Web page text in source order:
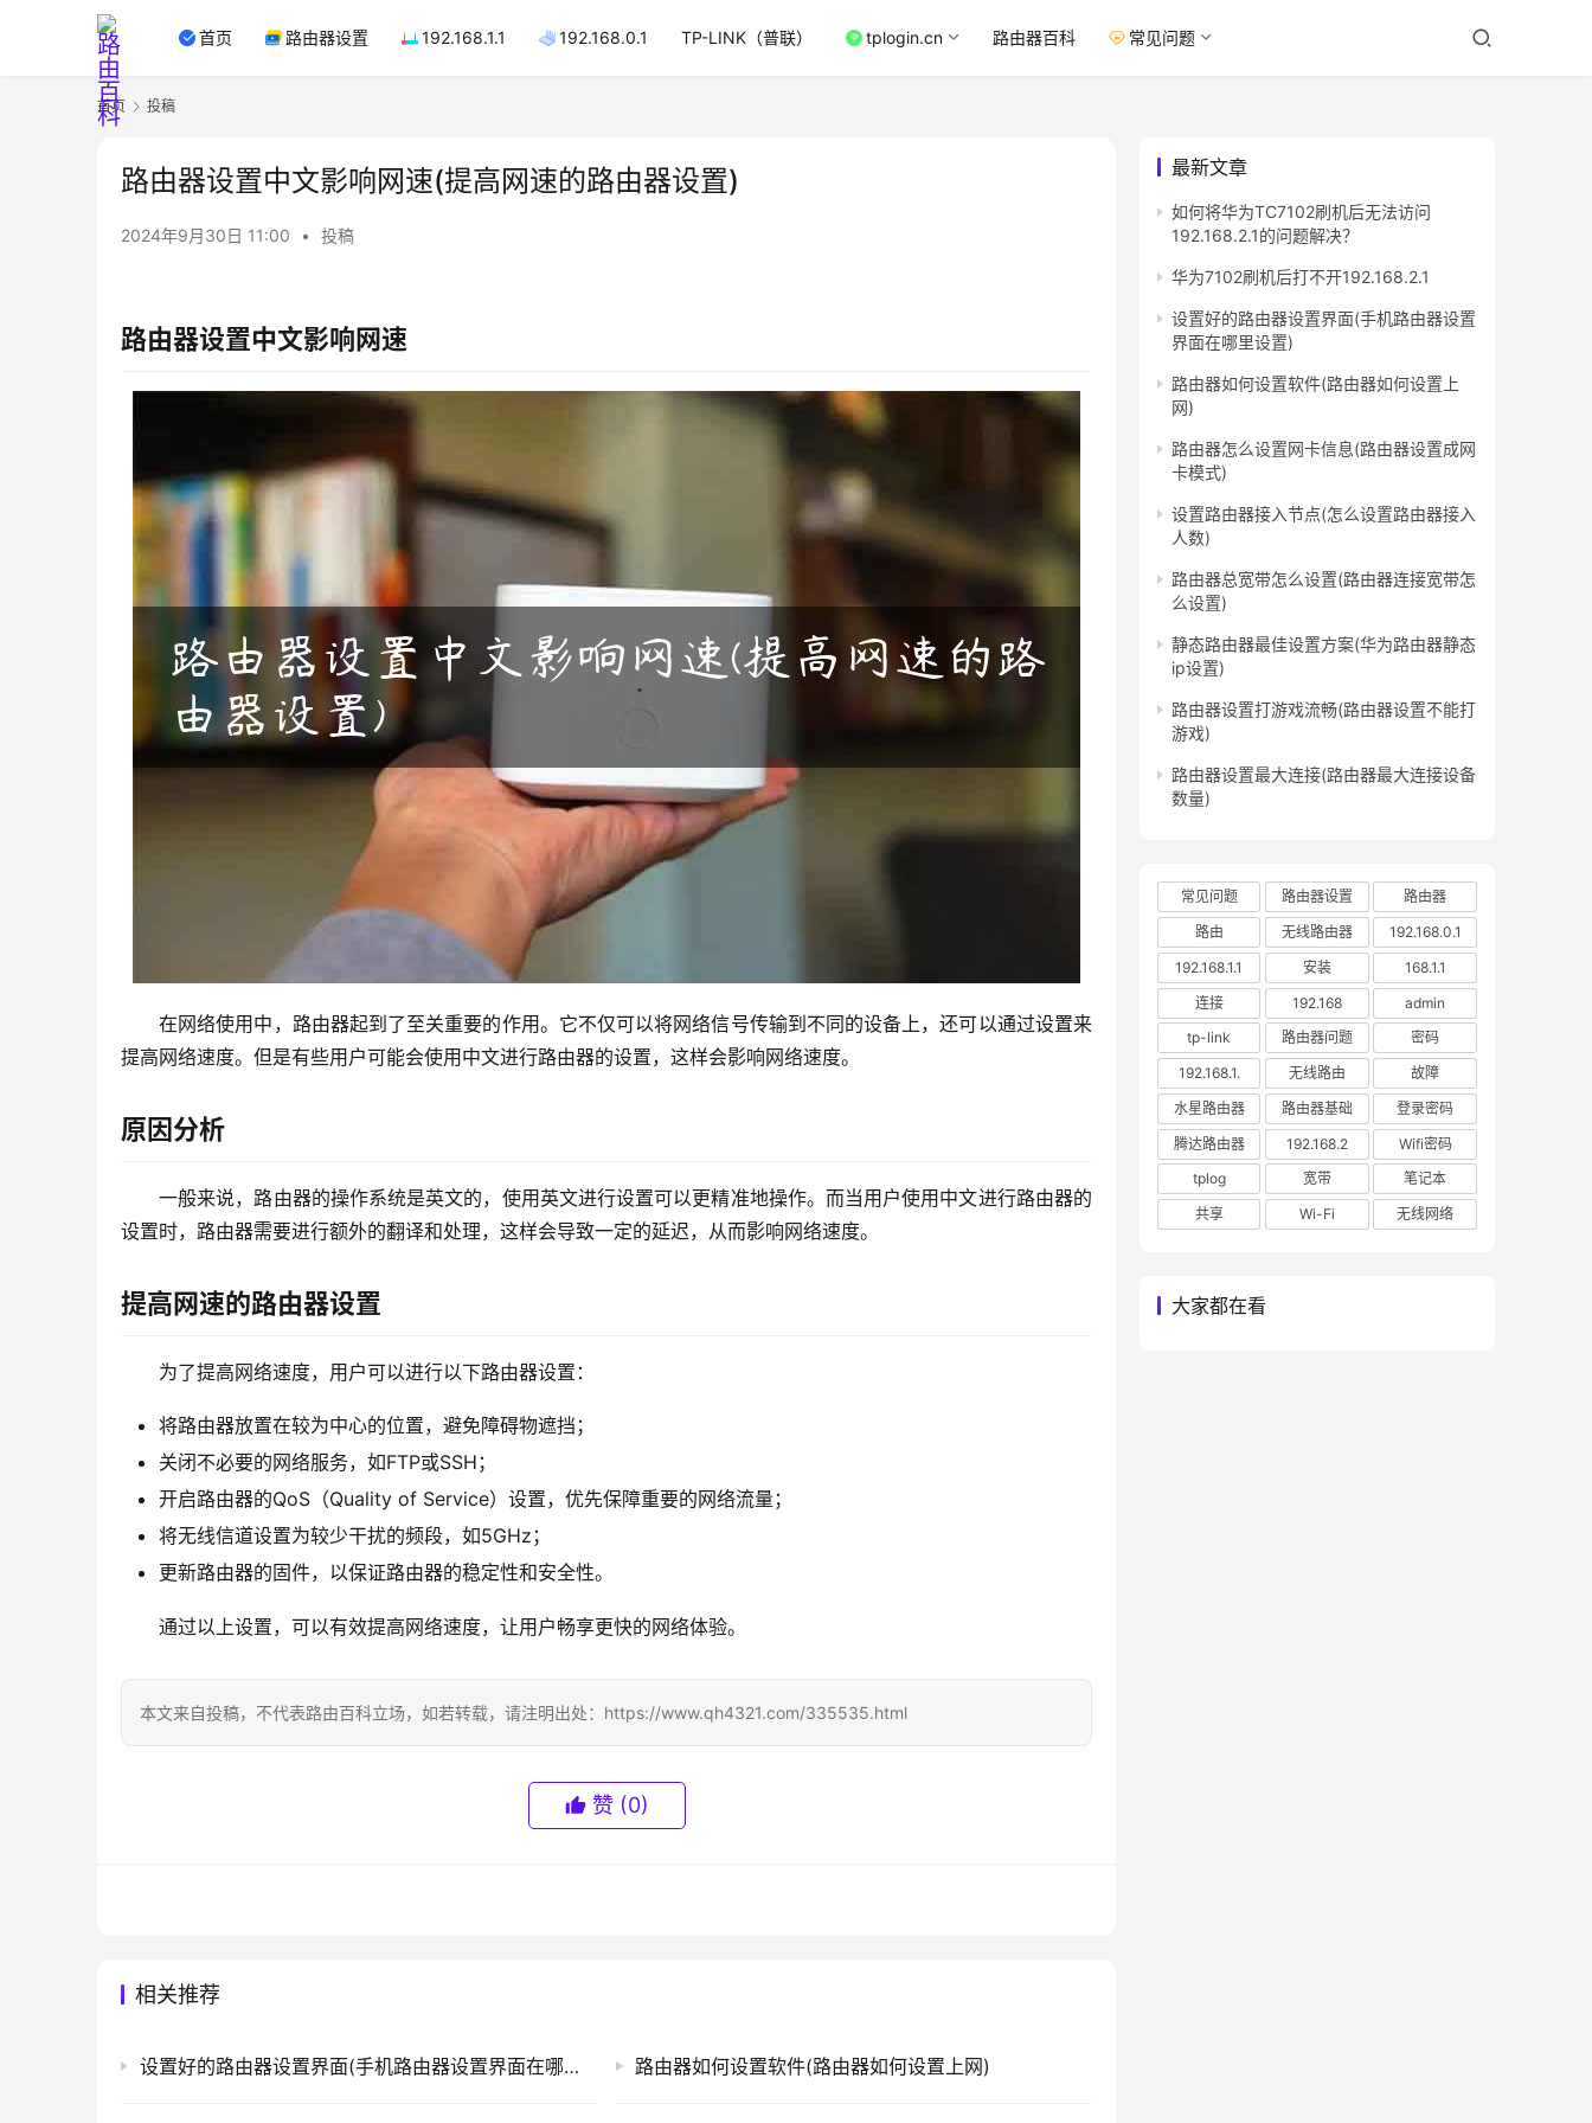
首页 路由器设置 192.168.1.1 192.168.0.1 TP-LINK（普联） tplogin.cn 路由器百科 常见问题
首页 投稿
路由器设置中文影响网速(提高网速的路由器设置)
2024年9月30日 11:00 • 投稿
路由器设置中文影响网速
在网络使用中，路由器起到了至关重要的作用。它不仅可以将网络信号传输到不同的设备上，还可以通过设置来
提高网络速度。但是有些用户可能会使用中文进行路由器的设置，这样会影响网络速度。
原因分析
一般来说，路由器的操作系统是英文的，使用英文进行设置可以更精准地操作。而当用户使用中文进行路由器的
设置时，路由器需要进行额外的翻译和处理，这样会导致一定的延迟，从而影响网络速度。
提高网速的路由器设置
为了提高网络速度，用户可以进行以下路由器设置：
将路由器放置在较为中心的位置，避免障碍物遮挡；
关闭不必要的网络服务，如FTP或SSH；
开启路由器的QoS（Quality of Service）设置，优先保障重要的网络流量；
将无线信道设置为较少干扰的频段，如5GHz；
更新路由器的固件，以保证路由器的稳定性和安全性。
通过以上设置，可以有效提高网络速度，让用户畅享更快的网络体验。
本文来自投稿，不代表路由百科立场，如若转载，请注明出处：https://www.qh4321.com/335535.html
赞 (0)
相关推荐
设置好的路由器设置界面(手机路由器设置界面在哪里设置) 路由器如何设置软件(路由器如何设置上网)
最新文章
如何将华为TC7102刷机后无法访问
192.168.2.1的问题解决？
华为7102刷机后打不开192.168.2.1
设置好的路由器设置界面(手机路由器设置
界面在哪里设置)
路由器如何设置软件(路由器如何设置上
网)
路由器怎么设置网卡信息(路由器设置成网
卡模式)
设置路由器接入节点(怎么设置路由器接入
人数)
路由器总宽带怎么设置(路由器连接宽带怎
么设置)
静态路由器最佳设置方案(华为路由器静态
ip设置)
路由器设置打游戏流畅(路由器设置不能打
游戏)
路由器设置最大连接(路由器最大连接设备
数量)
常见问题 路由器设置
路由器
路由
无线路由器
192.168.0.1
192.168.1.1
安装
168.1.1
连接
192.168
admin
tp-link
路由器问题
密码
192.168.1.
无线路由
故障
水星路由器
路由器基础
登录密码
腾达路由器
192.168.2
Wifi密码
tplog
宽带
笔记本
共享
Wi-Fi 无线网络
大家都在看